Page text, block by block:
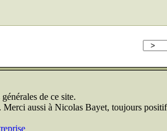
de ce site.
aussi à Nicolas Bayet, toujours